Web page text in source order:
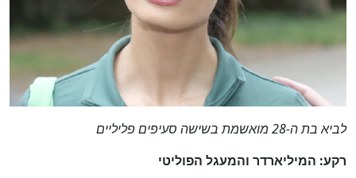
לביא בת ה-28 מואשמת בשישה סעיפים פליליים
רקע: המיליארדר והמעגל הפוליטי